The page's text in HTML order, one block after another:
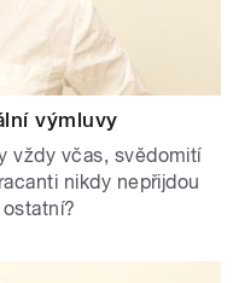
výmluvy
vždy včas, svědomití
nikdy nepřijdou